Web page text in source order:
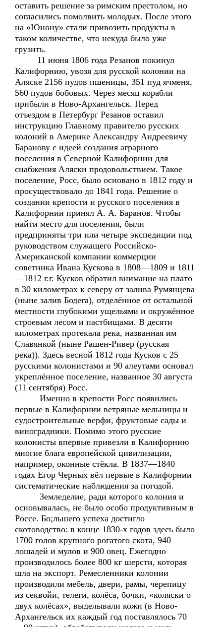
оставить решение за римским престолом, но
согласились помолвить молодых. После этого
на «Юнону» стали привозить продукты в
таком количестве, что некуда было уже
грузить.
11 июня 1806 года Резанов покинул
Калифорнию, увозя для русской колонии на
Аляске 2156 пудов пшеницы, 351 пуд ячменя,
560 пудов бобовых. Через месяц корабли
прибыли в Ново-Архангельск. Перед
отъездом в Петербург Резанов оставил
инструкцию Главному правителю русских
колоний в Америке Александру Андреевичу
Баранову с идеей создания аграрного
поселения в Северной Калифорнии для
снабжения Аляски продовольствием. Такое
поселение, Росс, было основано в 1812 году и
просуществовало до 1841 года. Решение о
создании крепости и русского поселения в
Калифорнии принял А. А. Баранов. Чтобы
найти место для поселения, были
предприняты три или четыре экспедиции под
руководством служащего Российско-
Американской компании коммерции
советника Ивана Кускова в 1808—1809 и 1811
—1812 г.г. Кусков обратил внимание на плато
в 30 километрах к северу от залива Румянцева
(ныне залив Бодега), отделённое от остальной
местности глубокими ущельями и окружённое
строевым лесом и пастбищами. В десяти
километрах протекала река, названная им
Славянкой (ныне Рашен-Ривер (русская
река)). Здесь весной 1812 года Кусков с 25
русскими колонистами и 90 алеутами основал
укреплённое поселение, названное 30 августа
(11 сентября) Росс.
Именно в крепости Росс появились
первые в Калифорнии ветряные мельницы и
судостроительные верфи, фруктовые сады и
виноградники. Помимо этого русские
колонисты впервые привезли в Калифорнию
многие блага европейской цивилизации,
например, оконные стёкла. В 1837—1840
годах Егор Черных вёл первые в Калифорнии
систематические наблюдения за погодой.
Земледелие, ради которого колония и
основывалась, не было особо продуктивным в
Россе. Бо;льшего успеха достигло
скотоводство: в конце 1830-х годов здесь было
1700 голов крупного рогатого скота, 940
лошадей и мулов и 900 овец. Ежегодно
производилось более 800 кг шерсти, которая
шла на экспорт. Ремесленники колонии
производили мебель, двери, рамы, черепицу
из секвойи, телеги, колёса, бочки, «коляски о
двух колёсах», выделывали кожи (в Ново-
Архангельск их каждый год поставлялось 70